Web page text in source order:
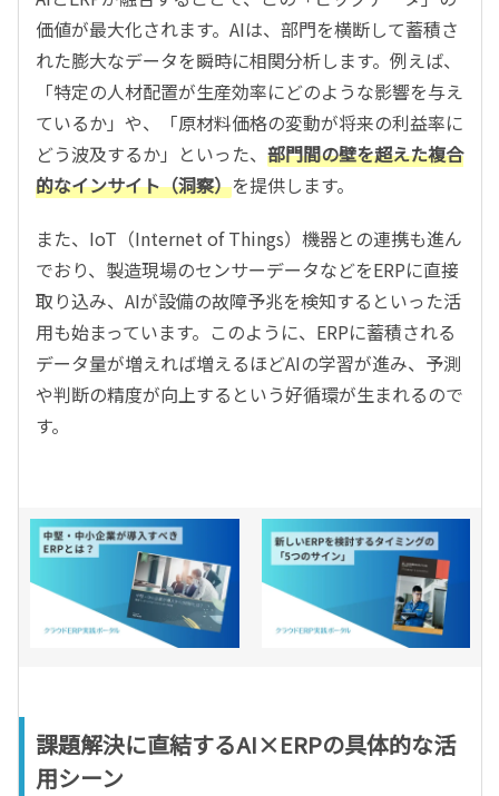
価値が最大化されます。AIは、部門を横断して蓄積さ
れた膨大なデータを瞬時に相関分析します。例えば、
「特定の人材配置が生産効率にどのような影響を与え
ているか」や、「原材料価格の変動が将来の利益率に
どう波及するか」といった、 部門間の壁を超えた複合
的なインサイト（洞察）を提供します。
また、IoT（Internet of Things）機器との連携も進ん
でおり、製造現場のセンサーデータなどをERPに直接
取り込み、AIが設備の故障予兆を検知するといった活
用も始まっています。このように、ERPに蓄積される
データ量が増えれば増えるほどAIの学習が進み、予測
や判断の精度が向上するという好循環が生まれるので
す。
課題解決に直結するAI×ERPの具体的な活
用シーン